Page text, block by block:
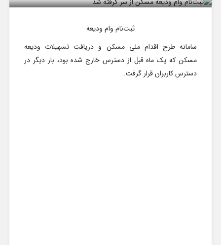
ثبت‌نام وام ودیعه
سامانه طرح اقدام ملی مسکن و دریافت تسهیلات ودیعه
مسکن که یک ماه قبل از دسترس خارج شده بود، بار دیگر در
دسترس کاربران قرار گرفت.